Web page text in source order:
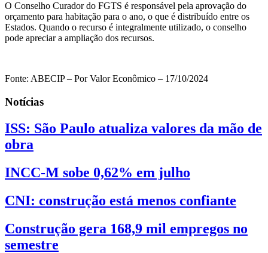
O Conselho Curador do FGTS é responsável pela aprovação do
orçamento para habitação para o ano, o que é distribuído entre os
Estados. Quando o recurso é integralmente utilizado, o conselho
pode apreciar a ampliação dos recursos.
Fonte: ABECIP – Por Valor Econômico – 17/10/2024
Notícias
ISS: São Paulo atualiza valores da mão de
obra
INCC-M sobe 0,62% em julho
CNI: construção está menos confiante
Construção gera 168,9 mil empregos no
semestre